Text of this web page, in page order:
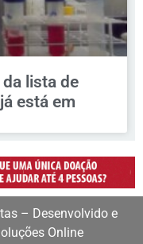
lista de
está em
– Desenvolvido e
Online